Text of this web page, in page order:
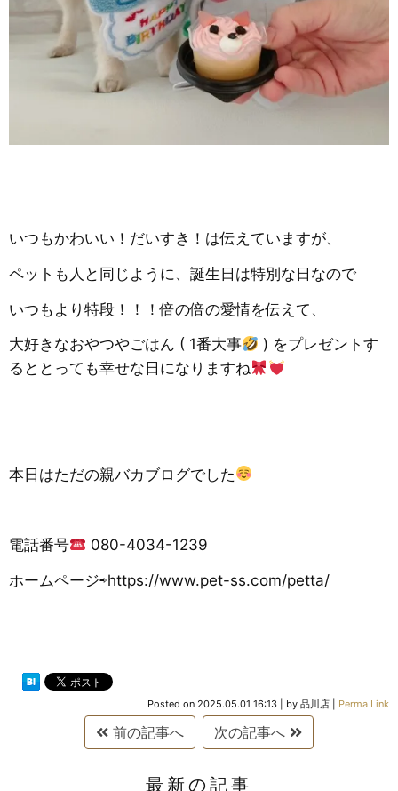
いつもかわいい！だいすき！は伝えていますが、
ペットも人と同じように、誕生日は特別な日なので
いつもより特段！！！倍の倍の愛情を伝えて、
大好きなおやつやごはん ( 1番大事
) をプレゼントす
るととっても幸せな日になりますね
本日はただの親バカブログでした
電話番号
080-4034-1239
ホームページ⇨https://www.pet-ss.com/petta/
Posted on 2025.05.01 16:13 by 品川店 Perma Link
前の記事へ 次の記事へ
最新の記事